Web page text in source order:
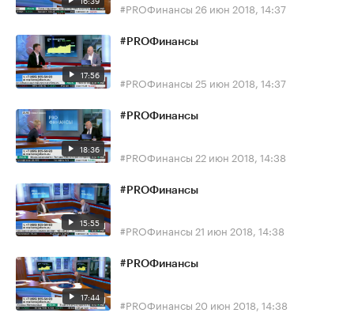
#PROФинансы 26 июн 2018, 14:37
17:56
#PROФинансы
#PROФинансы 25 июн 2018, 14:37
18:36
#PROФинансы
#PROФинансы 22 июн 2018, 14:38
15:55
#PROФинансы
#PROФинансы 21 июн 2018, 14:38
17:44
#PROФинансы
#PROФинансы 20 июн 2018, 14:38